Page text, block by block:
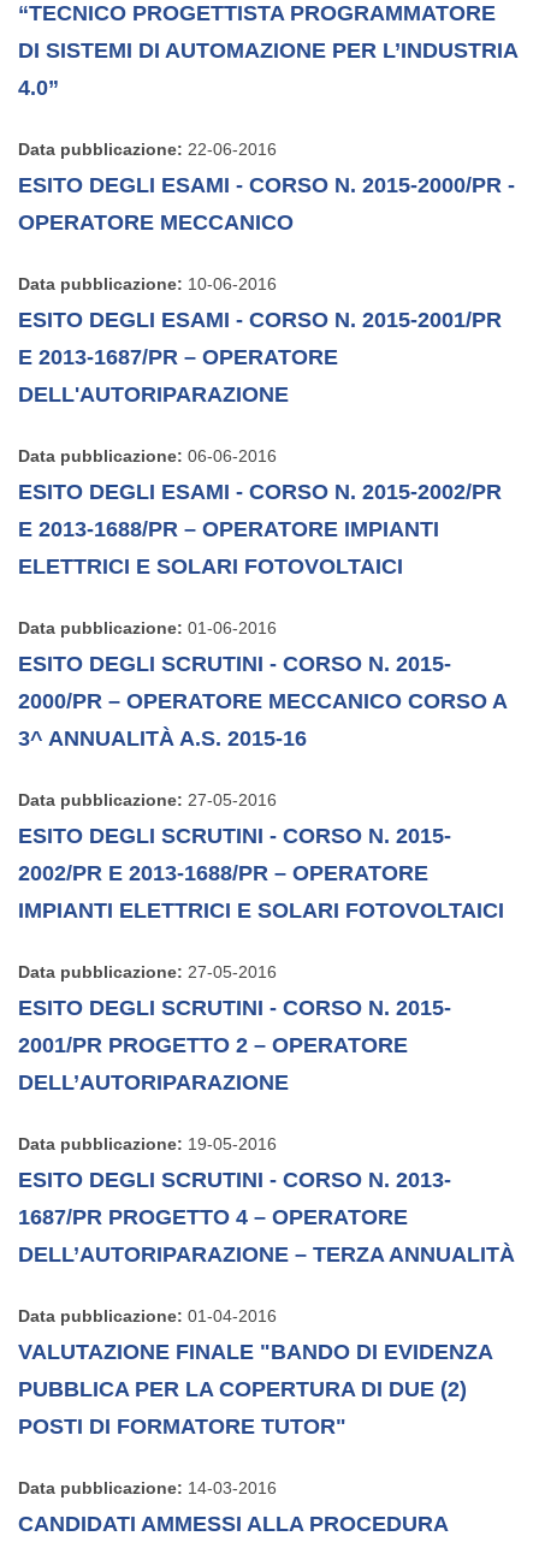
“TECNICO PROGETTISTA PROGRAMMATORE
DI SISTEMI DI AUTOMAZIONE PER L’INDUSTRIA
4.0”
Data pubblicazione: 22-06-2016
ESITO DEGLI ESAMI - CORSO N. 2015-2000/PR -
OPERATORE MECCANICO
Data pubblicazione: 10-06-2016
ESITO DEGLI ESAMI - CORSO N. 2015-2001/PR
E 2013-1687/PR – OPERATORE
DELL'AUTORIPARAZIONE
Data pubblicazione: 06-06-2016
ESITO DEGLI ESAMI - CORSO N. 2015-2002/PR
E 2013-1688/PR – OPERATORE IMPIANTI
ELETTRICI E SOLARI FOTOVOLTAICI
Data pubblicazione: 01-06-2016
ESITO DEGLI SCRUTINI - CORSO N. 2015-
2000/PR – OPERATORE MECCANICO CORSO A
3^ ANNUALITÀ A.S. 2015-16
Data pubblicazione: 27-05-2016
ESITO DEGLI SCRUTINI - CORSO N. 2015-
2002/PR E 2013-1688/PR – OPERATORE
IMPIANTI ELETTRICI E SOLARI FOTOVOLTAICI
Data pubblicazione: 27-05-2016
ESITO DEGLI SCRUTINI - CORSO N. 2015-
2001/PR PROGETTO 2 – OPERATORE
DELL’AUTORIPARAZIONE
Data pubblicazione: 19-05-2016
ESITO DEGLI SCRUTINI - CORSO N. 2013-
1687/PR PROGETTO 4 – OPERATORE
DELL’AUTORIPARAZIONE – TERZA ANNUALITÀ
Data pubblicazione: 01-04-2016
VALUTAZIONE FINALE "BANDO DI EVIDENZA
PUBBLICA PER LA COPERTURA DI DUE (2)
POSTI DI FORMATORE TUTOR"
Data pubblicazione: 14-03-2016
CANDIDATI AMMESSI ALLA PROCEDURA